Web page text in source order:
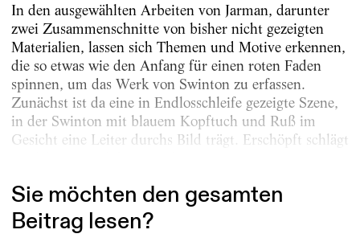
In den ausgewählten Arbeiten von Jarman, darunter
zwei Zusammenschnitte von bisher nicht gezeigten
Materialien, lassen sich Themen und Motive erkennen,
die so etwas wie den Anfang für einen roten Faden
spinnen, um das Werk von Swinton zu erfassen.
Zunächst ist da eine in Endlosschleife gezeigte Szene,
in der Swinton mit blauem Kopftuch und Ruß im
Gesicht eine Leiter durchs Bild trägt. Erschöpft schlägt
Sie möchten den gesamten
Beitrag lesen?